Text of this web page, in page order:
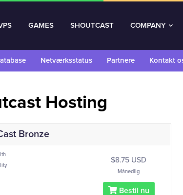
GAMES SHOUTCAST COMPANY
Netværksstatus Partnere Kontakt
Hosting
Bronze
$8.75 USD
Månedlig
Bestil nu